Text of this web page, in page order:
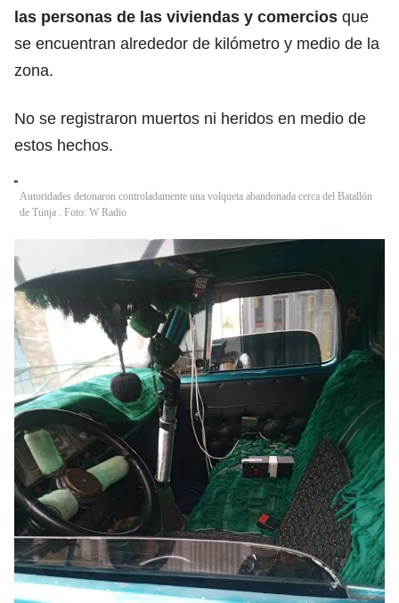
las personas de las viviendas y comercios que
se encuentran alrededor de kilómetro y medio de la
zona.
No se registraron muertos ni heridos en medio de
estos hechos.
Autoridades detonaron controladamente una volqueta abandonada cerca del Batallón
de Tunja . Foto: W Radio